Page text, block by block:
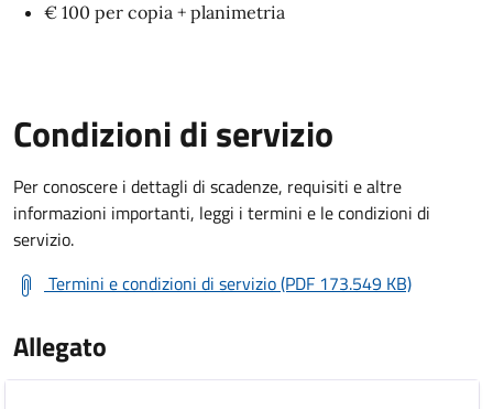
€ 100 per copia + planimetria
Condizioni di servizio
Per conoscere i dettagli di scadenze, requisiti e altre
informazioni importanti, leggi i termini e le condizioni di
servizio.
Termini e condizioni di servizio (PDF 173.549 KB)
Allegato